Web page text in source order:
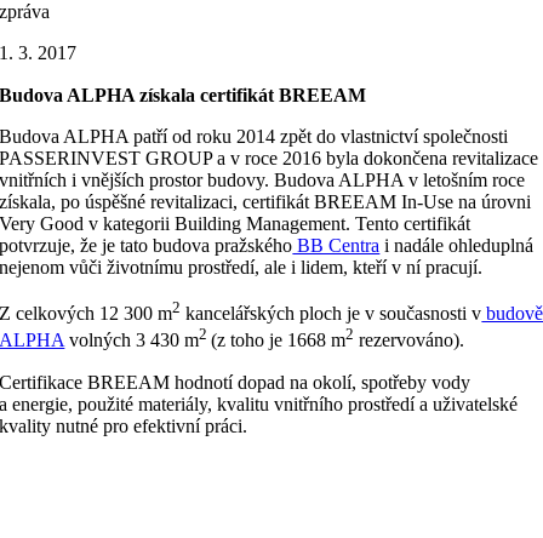
zpráva
1. 3. 2017
Budova ALPHA získala certifikát BREEAM
Budova ALPHA patří od roku 2014 zpět do vlastnictví společnosti
PASSERINVEST GROUP a v roce 2016 byla dokončena revitalizace
vnitřních i vnějších prostor budovy. Budova ALPHA v letošním roce
získala, po úspěšné revitalizaci, certifikát BREEAM In-Use na úrovni
Very Good v kategorii Building Management. Tento certifikát
potvrzuje, že je tato budova pražského BB Centra i nadále ohleduplná
nejenom vůči životnímu prostředí, ale i lidem, kteří v ní pracují.
Z celkových 12 300 m2 kancelářských ploch je v současnosti v budově
ALPHAvolných 3 430 m2 (z toho je 1668 m2 rezervováno).
Certifikace BREEAM hodnotí dopad na okolí, spotřeby vody
a energie, použité materiály, kvalitu vnitřního prostředí a uživatelské
kvality nutné pro efektivní práci.